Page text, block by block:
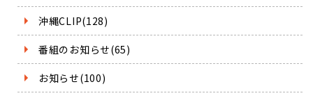
沖縄CLIP(128)
番組のお知らせ(65)
お知らせ(100)